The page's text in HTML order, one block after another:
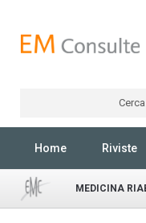
Cerca
Home Riviste
MEDICINA